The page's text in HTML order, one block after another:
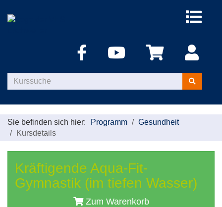
Menü
Kurse
suchen
Sie befinden sich hier: Programm
Gesundheit
Kursdetails
Kräftigende Aqua-Fit-
Gymnastik (im tiefen Wasser)
Zum Warenkorb